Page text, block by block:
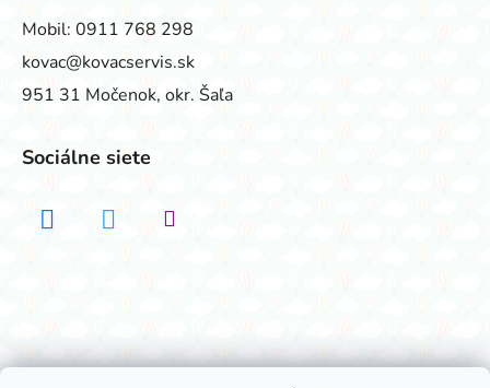
Mobil: 0911 768 298
kovac@kovacservis.sk
951 31 Močenok, okr. Šaľa
Sociálne siete